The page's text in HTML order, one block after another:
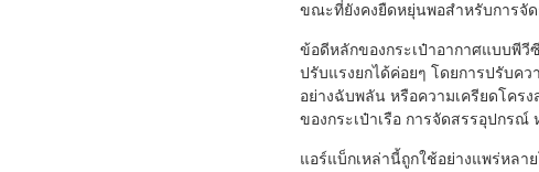
ขณะที่ยังคงยืดหยุ่นพอสําหรับการจัด
ข้อดีหลักของกระเป๋าอากาศแบบพี
ปรับแรงยกได้ค่อยๆ โดยการปรับค
อย่างฉับพลัน หรือความเครียดโคร
ของกระเป๋าเรือ การจัดสรรอุปกร
แอร์แบ็กเหล่านี้ถูกใช้อย่างแพร่หลา